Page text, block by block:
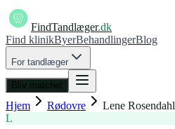
FindTandlæger.dk
Find klinikByerBehandlingerBlog
For tandlæger
Bliv matchet
Hjem Rødovre
Lene Rosendahl
L